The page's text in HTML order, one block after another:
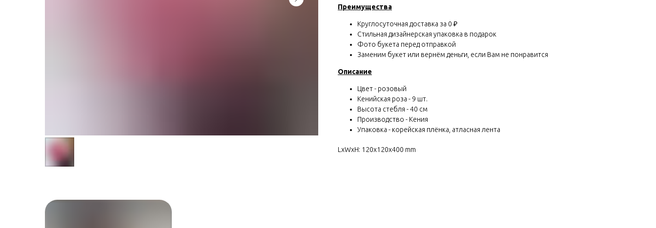
Преимущества
Круглосуточная доставка за 0 ₽
Стильная дизайнерская упаковка в подарок
Фото букета перед отправкой
Заменим букет или вернём деньги, если Вам не понравится
Описание
Цвет - розовый
Кенийская роза - 9 шт.
Высота стебля - 40 см
Производство - Кения
Упаковка - корейская плёнка, атласная лента
LxWxH: 120x120x400 mm